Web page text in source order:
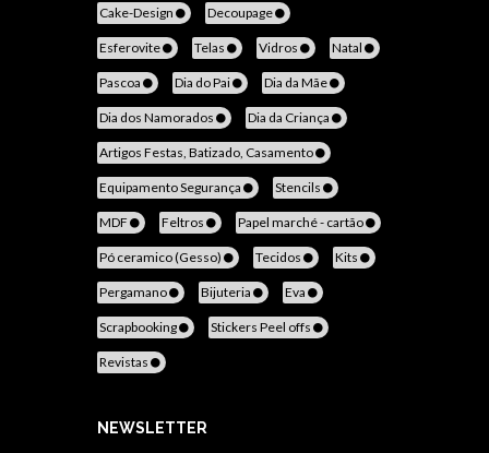
Cake-Design Decoupage
Esferovite Telas Vidros Natal
Pascoa Dia do Pai Dia da Mãe
Dia dos Namorados Dia da Criança
Artigos Festas, Batizado, Casamento
Equipamento Segurança Stencils
MDF Feltros Papel marché - cartão
Pó ceramico (Gesso) Tecidos Kits
Pergamano Bijuteria Eva
Scrapbooking Stickers Peel offs
Revistas
NEWSLETTER